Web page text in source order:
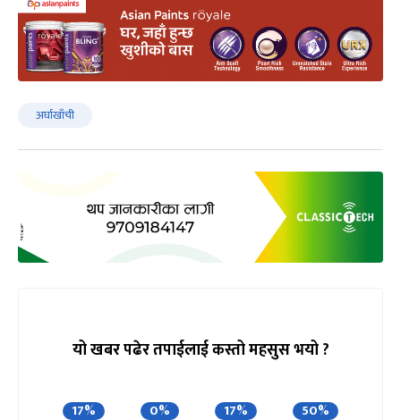
अर्घाखाँची
यो खबर पढेर तपाईलाई कस्तो महसुस भयो ?
17% 0% 17% 50%